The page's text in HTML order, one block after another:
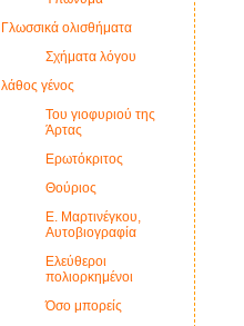
Γλωσσικά ολισθήματα
Σχήματα λόγου
λάθος γένος
Του γιοφυριού της
Άρτας
Ερωτόκριτος
Θούριος
Ε. Μαρτινέγκου,
Αυτοβιογραφία
Ελεύθεροι
πολιορκημένοι
Όσο μπορείς